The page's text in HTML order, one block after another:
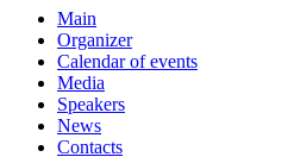
Main
Organizer
Calendar of events
Media
Speakers
News
Contacts